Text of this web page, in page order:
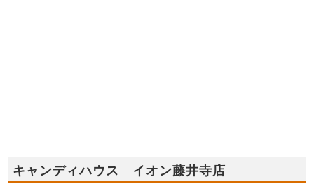
キャンディハウス イオン藤井寺店